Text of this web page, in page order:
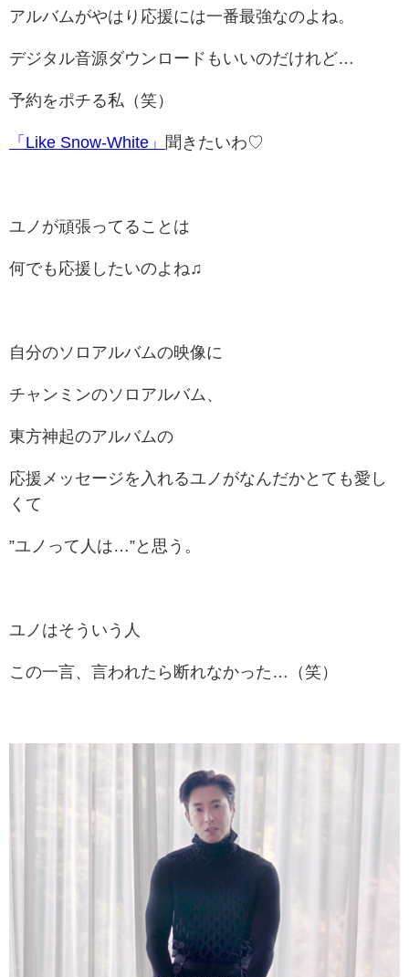
アルバムがやはり応援には一番最強なのよね。
デジタル音源ダウンロードもいいのだけれど…
予約をポチる私（笑）
「Like Snow-White」 聞きたいわ♡
ユノが頑張ってることは
何でも応援したいのよね♫
自分のソロアルバムの映像に
チャンミンのソロアルバム、
東方神起のアルバムの
応援メッセージを入れるユノがなんだかとても愛し
くて
”ユノって人は…”と思う。
ユノはそういう人
この一言、言われたら断れなかった…（笑）